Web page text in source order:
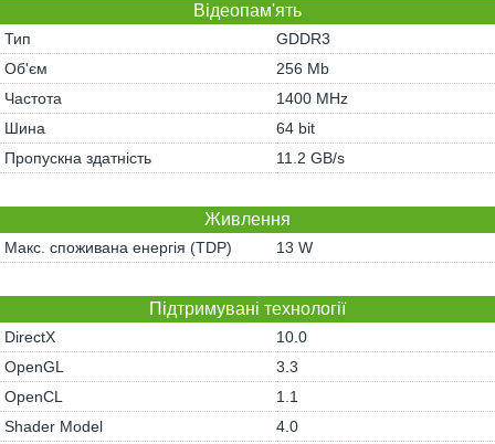
Відеопам'ять
Тип
GDDR3
Об'єм
256 Mb
Частота
1400 MHz
Шина
64 bit
Пропускна здатність
11.2 GB/s
Живлення
Макс. споживана енергія (TDP) 13 W
Підтримувані технології
DirectX
10.0
OpenGL
3.3
OpenCL
1.1
Shader Model
4.0